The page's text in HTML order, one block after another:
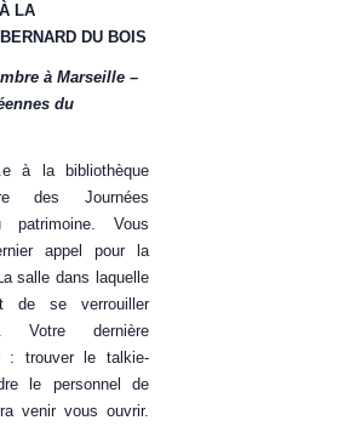
LA
DU BOIS
à Marseille –
du
à la bibliothèque
des Journées
patrimoine. Vous
appel pour la
salle dans laquelle
de se verrouiller
Votre dernière
: trouver le talkie-
le personnel de
venir vous ouvrir.